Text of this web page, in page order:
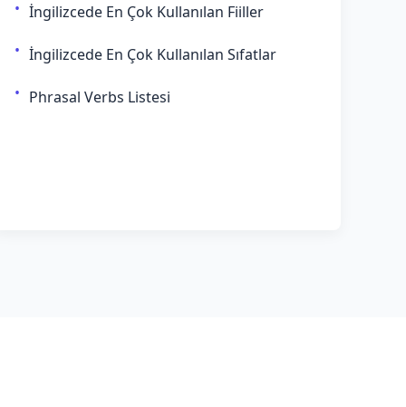
İngilizcede En Çok Kullanılan Fiiller
İngilizcede En Çok Kullanılan Sıfatlar
Phrasal Verbs Listesi